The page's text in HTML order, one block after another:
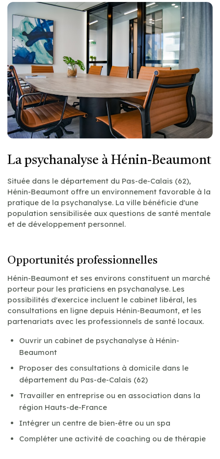
La psychanalyse à Hénin-Beaumont
Située dans le département du Pas-de-Calais (62),
Hénin-Beaumont offre un environnement favorable à la
pratique de la psychanalyse. La ville bénéficie d'une
population sensibilisée aux questions de santé mentale
et de développement personnel.
Opportunités professionnelles
Hénin-Beaumont et ses environs constituent un marché
porteur pour les praticiens en psychanalyse. Les
possibilités d'exercice incluent le cabinet libéral, les
consultations en ligne depuis Hénin-Beaumont, et les
partenariats avec les professionnels de santé locaux.
Ouvrir un cabinet de psychanalyse à Hénin-
Beaumont
Proposer des consultations à domicile dans le
département du Pas-de-Calais (62)
Travailler en entreprise ou en association dans la
région Hauts-de-France
Intégrer un centre de bien-être ou un spa
Compléter une activité de coaching ou de thérapie